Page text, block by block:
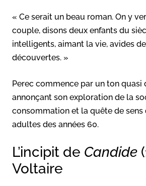
« Ce serait un beau roman. On y
couple, disons deux enfants du
intelligents, aimant la vie, avides
découvertes. »
Perec commence par un ton quasi
annonçant son exploration de la
consommation et la quête de sens
adultes des années 60.
L’incipit de Candide
Voltaire